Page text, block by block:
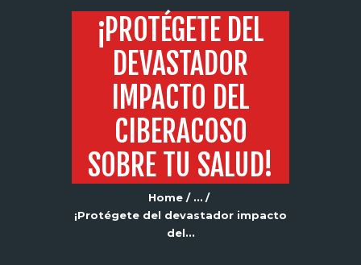
¡PROTÉGETE DEL
DEVASTADOR
IMPACTO DEL
CIBERACOSO
SOBRE TU SALUD!
Home
...
¡Protégete del devastador impacto
del...